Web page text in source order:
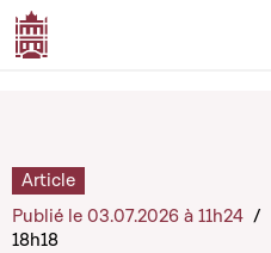
Article
Publié le 03.07.2026 à 11h24 /
18h18